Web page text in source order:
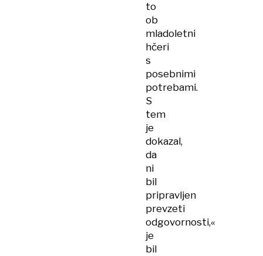
to
ob
mladoletni
hčeri
s
posebnimi
potrebami.
S
tem
je
dokazal,
da
ni
bil
pripravljen
prevzeti
odgovornosti,«
je
bil